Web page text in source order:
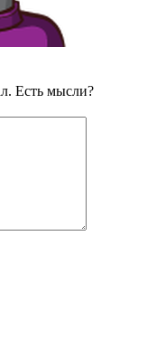
Есть мысли?